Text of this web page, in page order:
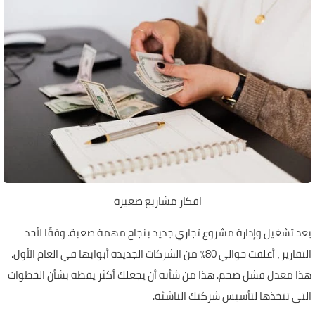
افكار مشاريع صغيرة
يعد تشغيل وإدارة مشروع تجاري جديد بنجاح مهمة صعبة. وفقًا لأحد
التقارير ، أغلقت حوالي 80٪ من الشركات الجديدة أبوابها في العام الأول.
هذا معدل فشل ضخم. هذا من شأنه أن يجعلك أكثر يقظة بشأن الخطوات
التي تتخذها لتأسيس شركتك الناشئة.